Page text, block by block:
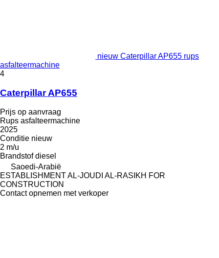
nieuw Caterpillar AP655 rups
asfalteermachine
4
Caterpillar AP655
Prijs op aanvraag
Rups asfalteermachine
2025
Conditie nieuw
2 m/u
Brandstof diesel
Saoedi-Arabië
ESTABLISHMENT AL-JOUDI AL-RASIKH FOR
CONSTRUCTION
Contact opnemen met verkoper